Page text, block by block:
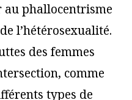
au phallocentrisme
l’hétérosexualité.
des femmes
comme
types de